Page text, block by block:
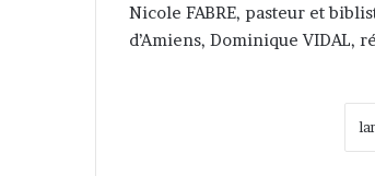
Nicole FABRE, pasteur et
d’Amiens, Dominique VIDAL,